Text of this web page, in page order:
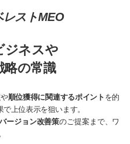
レストMEO
ジネスや
略の常識
や順位獲得に関連するポイントを的
上位表示を狙います。
ージョン改善策のご提案まで、ワ